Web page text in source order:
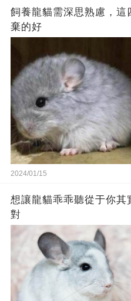
飼養龍貓需深思熟慮，
棄的好
2024/01/15
想讓龍貓乖乖聽從于你其
對